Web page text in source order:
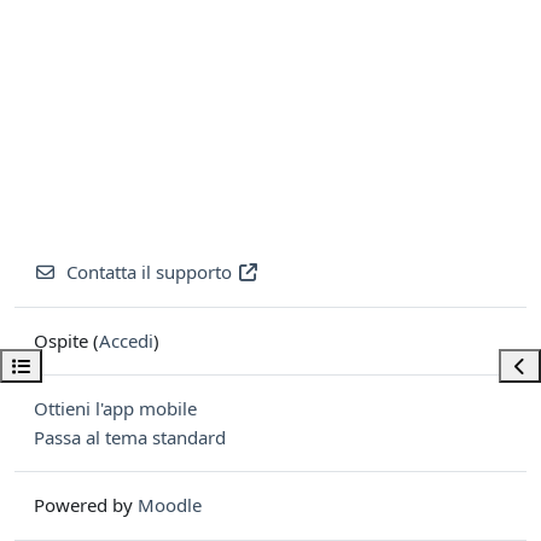
Apri indice del corso
Contatta il supporto
Ospite (Accedi)
Ottieni l'app mobile
Passa al tema standard
Powered by Moodle